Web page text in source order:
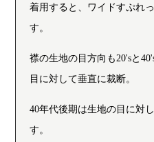
着用すると、ワイドすぷれ
す。
襟の生地の目方向も20'sと
目に対して垂直に裁断。
40年代後期は生地の目に対
す。